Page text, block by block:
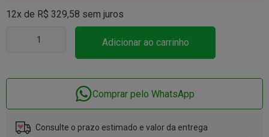
12x de R$ 329,58 sem juros
Adicionar ao carrinho
Comprar pelo WhatsApp
Consulte o prazo estimado e valor da entrega